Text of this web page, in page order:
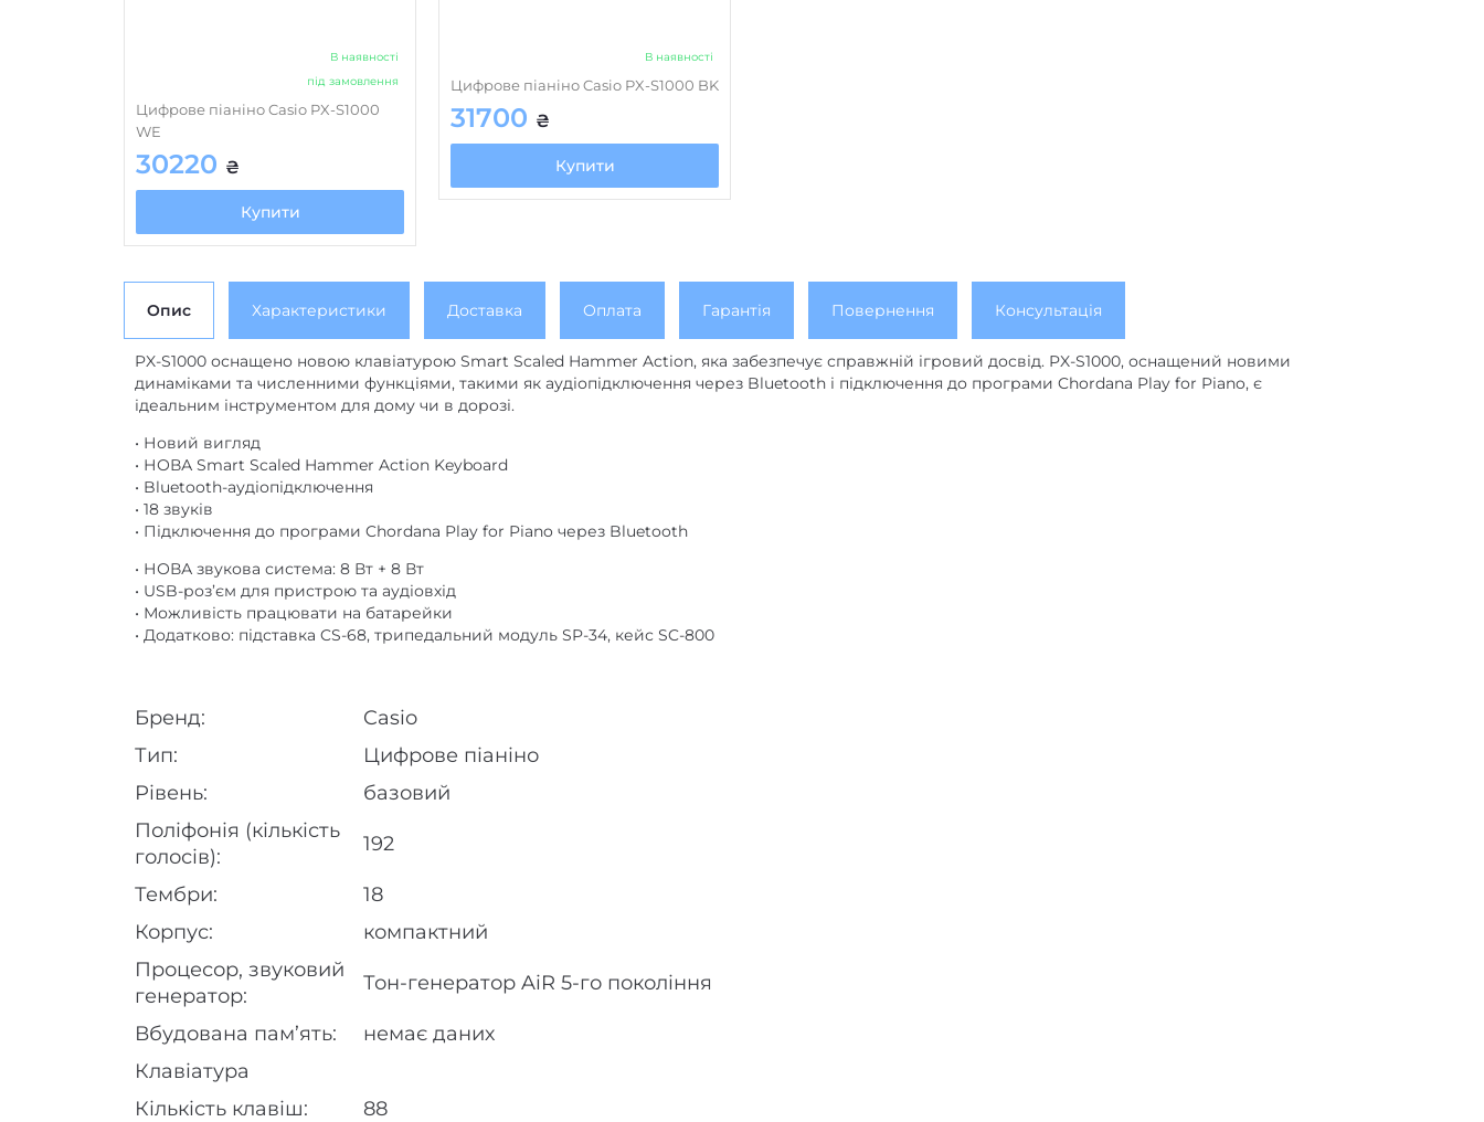
В наявності
під замовлення
Цифрове піаніно Casio PX-S1000
WE
30220 ₴
Купити
В наявності
Цифрове піаніно Casio PX-S1000 BK
31700 ₴
Купити
Опис Характеристики Доставка Оплата Гарантія Повернення Консультація
PX-S1000 оснащено новою клавіатурою Smart Scaled Hammer Action, яка забезпечує справжній ігровий досвід. PX-S1000, оснащений новими
динаміками та численними функціями, такими як аудіопідключення через Bluetooth і підключення до програми Chordana Play for Piano, є
ідеальним інструментом для дому чи в дорозі.
• Новий вигляд
• НОВА Smart Scaled Hammer Action Keyboard
• Bluetooth-аудіопідключення
• 18 звуків
• Підключення до програми Chordana Play for Piano через Bluetooth
• НОВА звукова система: 8 Вт + 8 Вт
• USB-роз’єм для пристрою та аудіовхід
• Можливість працювати на батарейки
• Додатково: підставка CS-68, трипедальний модуль SP-34, кейс SC-800
Бренд:
Casio
Тип:
Цифрове піаніно
Рівень:
базовий
Поліфонія (кількість
голосів):
192
Тембри:
18
Корпус:
компактний
Процесор, звуковий
генератор:
Тон-генератор AiR 5-го покоління
Вбудована пам’ять:
немає даних
Клавіатура
Кількість клавіш:
88